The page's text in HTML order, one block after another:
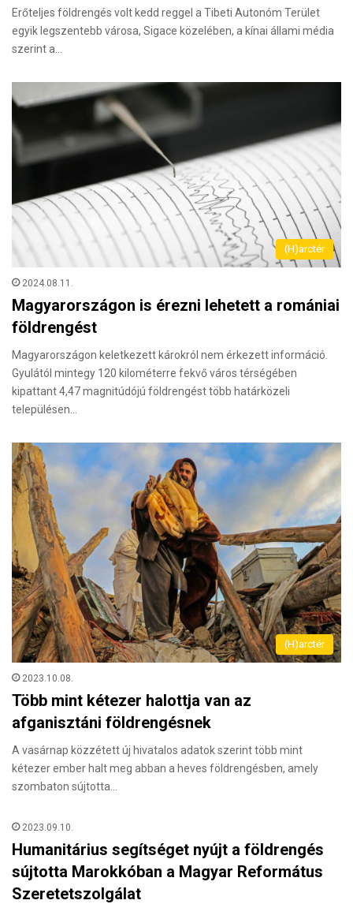
Erőteljes földrengés volt kedd reggel a Tibeti Autonóm Terület
egyik legszentebb városa, Sigace közelében, a kínai állami média
szerint a…
(H)arctér
2024.08.11.
Magyarországon is érezni lehetett a romániai
földrengést
Magyarországon keletkezett károkról nem érkezett információ.
Gyulától mintegy 120 kilométerre fekvő város térségében
kipattant 4,47 magnitúdójú földrengést több határközeli
településen…
(H)arctér
2023.10.08.
Több mint kétezer halottja van az
afganisztáni földrengésnek
A vasárnap közzétett új hivatalos adatok szerint több mint
kétezer ember halt meg abban a heves földrengésben, amely
szombaton sújtotta…
2023.09.10.
Humanitárius segítséget nyújt a földrengés
sújtotta Marokkóban a Magyar Református
Szeretetszolgálat